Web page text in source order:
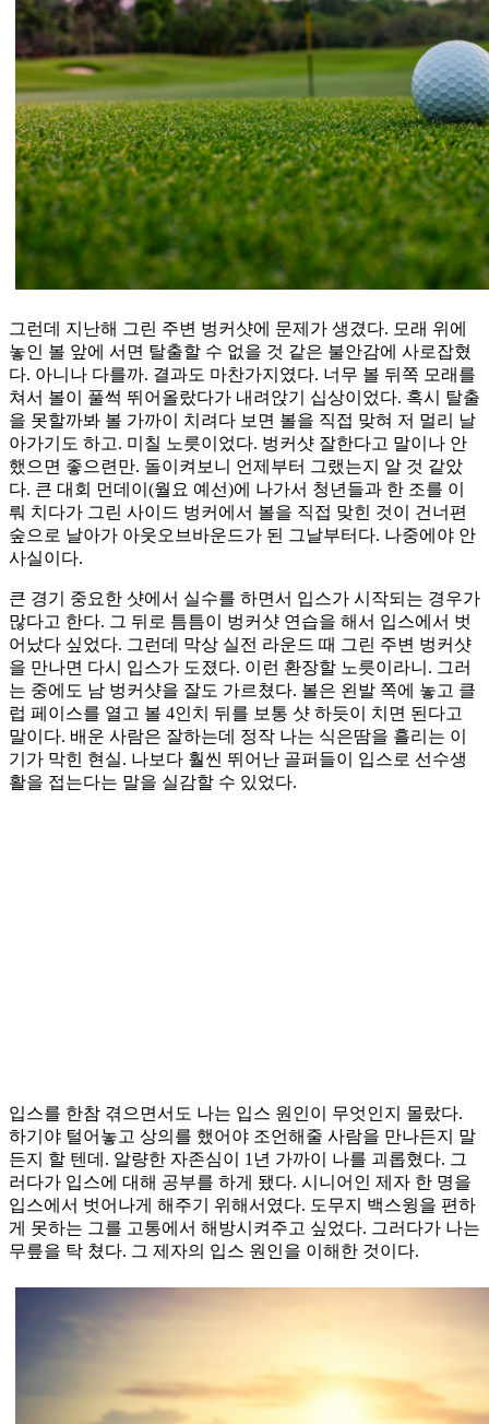
그런데 지난해 그린 주변 벙커샷에 문제가 생겼다. 모래 위에
놓인 볼 앞에 서면 탈출할 수 없을 것 같은 불안감에 사로잡혔
다. 아니나 다를까. 결과도 마찬가지였다. 너무 볼 뒤쪽 모래를
쳐서 볼이 풀썩 뛰어올랐다가 내려앉기 십상이었다. 혹시 탈출
을 못할까봐 볼 가까이 치려다 보면 볼을 직접 맞혀 저 멀리 날
아가기도 하고. 미칠 노릇이었다. 벙커샷 잘한다고 말이나 안
했으면 좋으련만. 돌이켜보니 언제부터 그랬는지 알 것 같았
다. 큰 대회 먼데이(월요 예선)에 나가서 청년들과 한 조를 이
뤄 치다가 그린 사이드 벙커에서 볼을 직접 맞힌 것이 건너편
숲으로 날아가 아웃오브바운드가 된 그날부터다. 나중에야 안
사실이다.
큰 경기 중요한 샷에서 실수를 하면서 입스가 시작되는 경우가
많다고 한다. 그 뒤로 틈틈이 벙커샷 연습을 해서 입스에서 벗
어났다 싶었다. 그런데 막상 실전 라운드 때 그린 주변 벙커샷
을 만나면 다시 입스가 도졌다. 이런 환장할 노릇이라니. 그러
는 중에도 남 벙커샷을 잘도 가르쳤다. 볼은 왼발 쪽에 놓고 클
럽 페이스를 열고 볼 4인치 뒤를 보통 샷 하듯이 치면 된다고
말이다. 배운 사람은 잘하는데 정작 나는 식은땀을 흘리는 이
기가 막힌 현실. 나보다 훨씬 뛰어난 골퍼들이 입스로 선수생
활을 접는다는 말을 실감할 수 있었다.
입스를 한참 겪으면서도 나는 입스 원인이 무엇인지 몰랐다.
하기야 털어놓고 상의를 했어야 조언해줄 사람을 만나든지 말
든지 할 텐데. 알량한 자존심이 1년 가까이 나를 괴롭혔다. 그
러다가 입스에 대해 공부를 하게 됐다. 시니어인 제자 한 명을
입스에서 벗어나게 해주기 위해서였다. 도무지 백스윙을 편하
게 못하는 그를 고통에서 해방시켜주고 싶었다. 그러다가 나는
무릎을 탁 쳤다. 그 제자의 입스 원인을 이해한 것이다.